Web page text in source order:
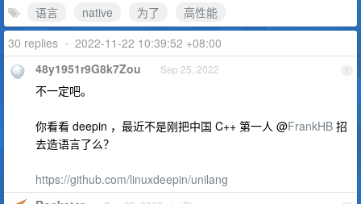
语言
native 为了
高性能
30 replies • 2022-11-22 10:39:52 +08:00
1
48y1951r9G8k7Zou Sep 25, 2022
不一定吧。
你看看 deepin ，最近不是刚把中国 C++ 第一人 @FrankHB 招
去造语言了么？
https://github.com/linuxdeepin/unilang